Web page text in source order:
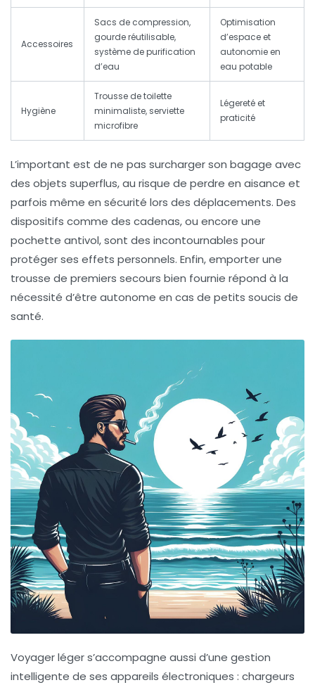
Accessoires
Sacs de compression,
gourde réutilisable,
système de purification
d’eau
Optimisation
d’espace et
autonomie en
eau potable
Hygiène
Trousse de toilette
minimaliste, serviette
microfibre
Légereté et
praticité
L’important est de ne pas surcharger son bagage avec
des objets superflus, au risque de perdre en aisance et
parfois même en sécurité lors des déplacements. Des
dispositifs comme des cadenas, ou encore une
pochette antivol, sont des incontournables pour
protéger ses effets personnels. Enfin, emporter une
trousse de premiers secours bien fournie répond à la
nécessité d’être autonome en cas de petits soucis de
santé.
Voyager léger s’accompagne aussi d’une gestion
intelligente de ses appareils électroniques : chargeurs